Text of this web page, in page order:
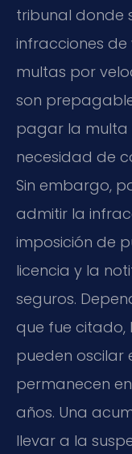
tribunal donde
infracciones
multas por
son
pagar la multa
necesidad de
Sin embargo,
admitir la
imposición de
licencia y la
seguros.
que fue citado,
pueden oscilar
permanecen
años. Una
llevar a la